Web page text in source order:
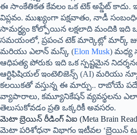
ఈ సాంకేతికత కేవలం ఒక టెక్ అప్డేట్ కాదు.
విప్లవం. ముఖ్యంగా పక్షవాతం, నాడీ
సామర్థ్యం కోల్పోయిన లక్షలాది మందికి ఇది
సమయంలో, ప్రపంచ టెక్ మార్కెట్లో మార్క్
మరియు ఎలాన్ మస్క్ (Elon Musk) మధ్య
ఆధిపత్య పోరుకు ఇది ఒక స్పష్టమైన
ఆర్టిఫిషియల్ ఇంటెలిజెన్స్ (AI) మరియు
కలయికతో వస్తున్న ఈ మార్పు.. రాబోయే
వ్యాపారాలు, కమ్యూనికేషన్ వ్యవస్థలను
తెలుసుకోవడం ప్రతి ఒక్కరికీ అవసరం.
మెటా బ్రెయిన్ రీడింగ్ ఏఐ (Meta Brain
మెటా పరిశోధనా విభాగం ఇటీవల ‘బ్రెయిన్ టు